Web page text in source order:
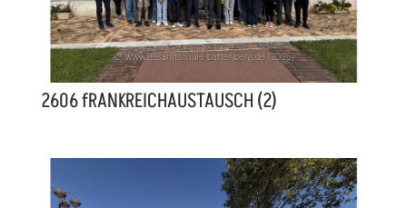
2606 fRANKREICHAUSTAUSCH (2)